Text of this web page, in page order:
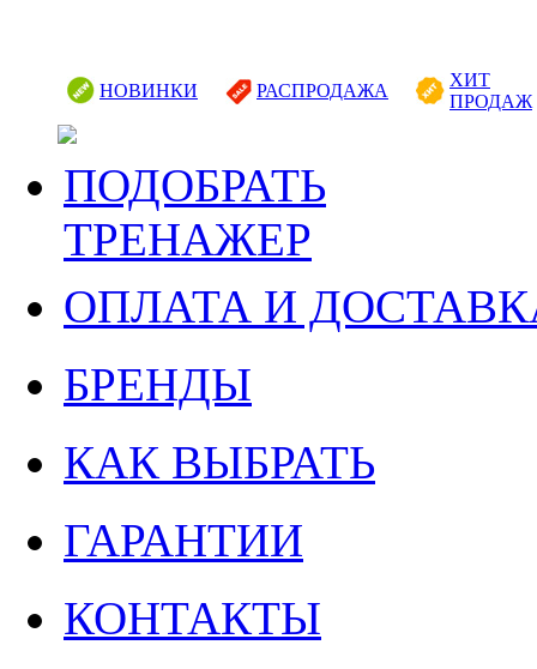
НОВИНКИ РАСПРОДАЖА
ХИТ
ПРОДАЖ
ПОДОБРАТЬ
ТРЕНАЖЕР
ОПЛАТА И
БРЕНДЫ
КАК ВЫБРАТЬ
ГАРАНТИИ
КОНТАКТЫ